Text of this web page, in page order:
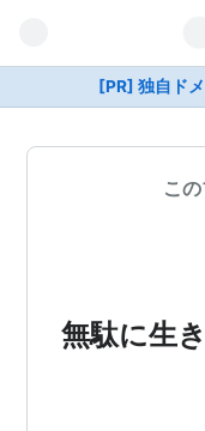
[PR] 独自ド
こ
無駄に生